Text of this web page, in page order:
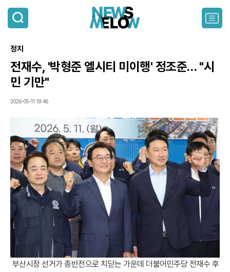
검
색
주
스
메
정치
전재수, '박형준 엘시티 미이행' 정조준… "시
민 기만"
2026-05-11 19:46
부산시장 선거가 종반전으로 치닫는 가운데 더불어민주당 전재수 후